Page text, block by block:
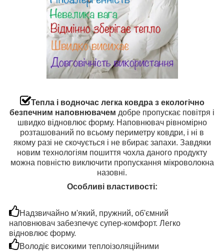
Тепла і водночас легка ковдра з екологічно
безпечним наповнювачем добре пропускає повітря і
швидко відновлює форму. Наповнювач рівномірно
розташований по всьому периметру ковдри, і ні в
якому разі не скочується і не вбирає запахи. Завдяки
новим технологіям пошиття чохла даного продукту
можна повністю виключити пропускання мікроволокна
назовні.
Особливі властивості:
Надзвичайно м'який, пружний, об'ємний
наповнювач забезпечує супер-комфорт. Легко
відновлює форму.
Володіє високими теплоізоляційними